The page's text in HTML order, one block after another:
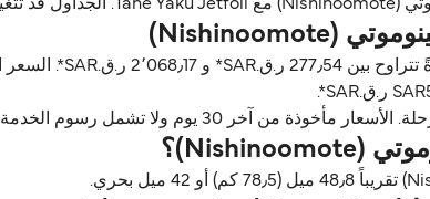
تشمل رسوم الخدمة، آخر تحديث أغسطس 26.